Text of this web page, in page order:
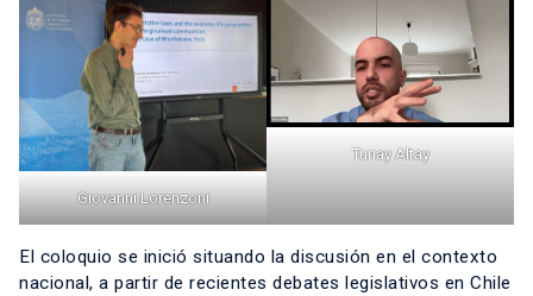
Giovanni Lorenzoni
Tunay Altay
El coloquio se inició situando la discusión en el contexto
nacional, a partir de recientes debates legislativos en Chile